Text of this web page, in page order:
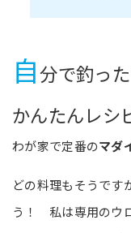
自分で釣っ
かんたんレシ
わが家で定番のマダ
どの料理もそうです
う！ 私は専用のウ